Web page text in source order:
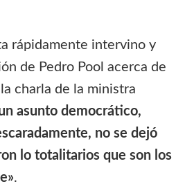
rápidamente intervino y
de Pedro Pool acerca de
charla de la ministra
asunto democrático,
no se dejó
lo totalitarios que son los
.